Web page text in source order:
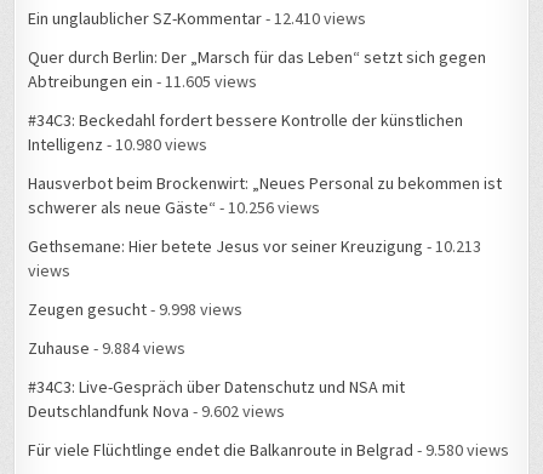
Ein unglaublicher SZ-Kommentar- 12.410 views
Quer durch Berlin: Der „Marsch für das Leben“ setzt sich gegen
Abtreibungen ein - 11.605 views
#34C3: Beckedahl fordert bessere Kontrolle der künstlichen
Intelligenz - 10.980 views
Hausverbot beim Brockenwirt: „Neues Personal zu bekommen ist
schwerer als neue Gäste“ - 10.256 views
Gethsemane: Hier betete Jesus vor seiner Kreuzigung - 10.213
views
Zeugen gesucht- 9.998 views
Zuhause - 9.884 views
#34C3: Live-Gespräch über Datenschutz und NSA mit
Deutschlandfunk Nova - 9.602 views
Für viele Flüchtlinge endet die Balkanroute in Belgrad - 9.580 views